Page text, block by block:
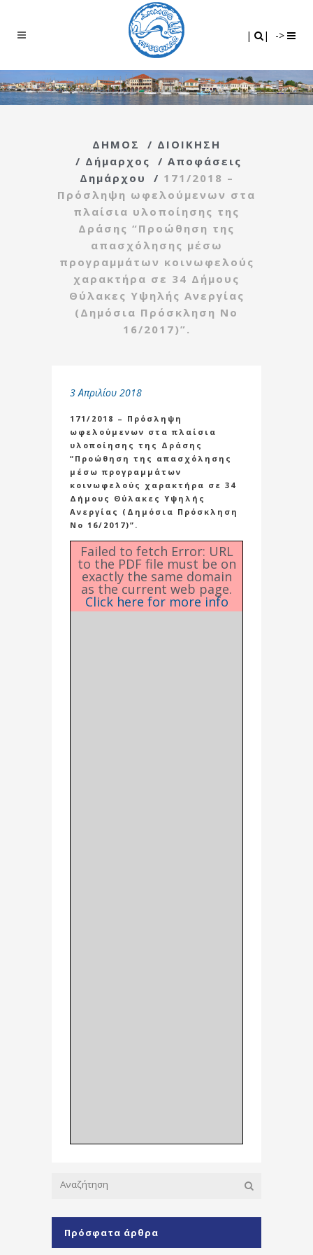
| | ->
ΔΗΜΟΣ / ΔΙΟΙΚΗΣΗ
/ Δήμαρχος / Αποφάσεις
Δημάρχου
/ 171/2018 –
Πρόσληψη ωφελούμενων στα
πλαίσια υλοποίησης της
Δράσης “Προώθηση της
απασχόλησης μέσω
προγραμμάτων κοινωφελούς
χαρακτήρα σε 34 Δήμους
Θύλακες Υψηλής Ανεργίας
(Δημόσια Πρόσκληση Νο
16/2017)”.
3 Απριλίου 2018
171/2018 – Πρόσληψη
ωφελούμενων στα πλαίσια
υλοποίησης της Δράσης
“Προώθηση της απασχόλησης
μέσω προγραμμάτων
κοινωφελούς χαρακτήρα σε 34
Δήμους Θύλακες Υψηλής
Ανεργίας (Δημόσια Πρόσκληση
Νο 16/2017)”.
Failed to fetch Error: URL
to the PDF file must be on
exactly the same domain
as the current web page.
Click here for more info
Πρόσφατα άρθρα